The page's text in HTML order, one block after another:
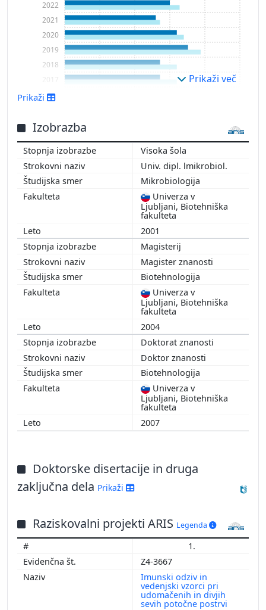
2009
2010
2011
2012
2013
2014
2016
2017
2018
2019
2020
2021
2022
Prikaži več
Prikaži
Izobrazba
Visoka šola
Univ. dipl. lmikrobiol.
Mikrobiologija
Univerza v
Ljubljani, Biotehniška
fakulteta
2001
Magisterij
Magister znanosti
Biotehnologija
Univerza v
Ljubljani, Biotehniška
fakulteta
2004
Doktorat znanosti
Doktor znanosti
Biotehnologija
Univerza v
Ljubljani, Biotehniška
fakulteta
2007
Doktorske disertacije in druga
zaključna dela Prikaži
Raziskovalni projekti ARIS Legenda
1.
Z4-3667
Imunski odziv in
vedenjski vzorci pri
udomačenih in divjih
sevih potočne postrvi